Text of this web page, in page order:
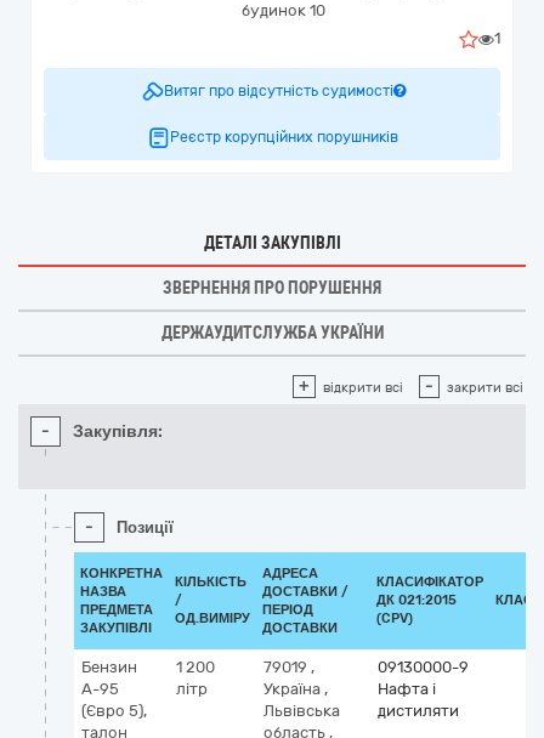
будинок 10
1
Витяг про відсутність судимості
Реєстр корупційних порушників
ДЕТАЛІ ЗАКУПІВЛІ
ЗВЕРНЕННЯ ПРО ПОРУШЕННЯ
ДЕРЖАУДИТСЛУЖБА УКРАЇНИ
+ відкрити всі - закрити всі
- Закупівля:
- Позиції
КОНКРЕТНА
НАЗВА
ПРЕДМЕТА
ЗАКУПІВЛІ
КІЛЬКІСТЬ
/
ОД.ВИМІРУ
АДРЕСА
ДОСТАВКИ /
ПЕРІОД
ДОСТАВКИ
КЛАСИФІКАТОР
ДК 021:2015
(CPV)
Бензин
А-95
(Євро 5),
талон
1 200
літр
79019 ,
Україна ,
Львівська
область ,
09130000-9
Нафта і
дистиляти